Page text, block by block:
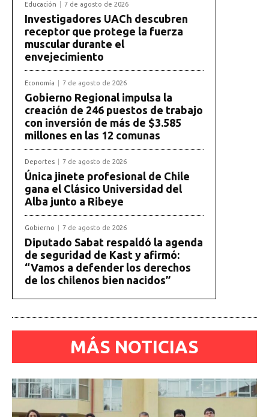
Educación 7 de agosto de 2026
Investigadores UACh descubren
receptor que protege la fuerza
muscular durante el
envejecimiento
Economía 7 de agosto de 2026
Gobierno Regional impulsa la
creación de 246 puestos de trabajo
con inversión de más de $3.585
millones en las 12 comunas
Deportes 7 de agosto de 2026
Única jinete profesional de Chile
gana el Clásico Universidad del
Alba junto a Ribeye
Gobierno 7 de agosto de 2026
Diputado Sabat respaldó la agenda
de seguridad de Kast y afirmó:
“Vamos a defender los derechos
de los chilenos bien nacidos”
MÁS NOTICIAS